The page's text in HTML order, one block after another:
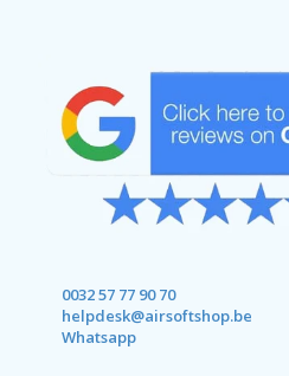
0032 57 77 90 70
helpdesk@airsoftshop.be
Whatsapp